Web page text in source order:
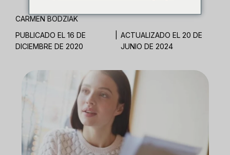
CARMEN BODZIAK
PUBLICADO EL 16 DE
DICIEMBRE DE 2020
ACTUALIZADO EL 20 DE
JUNIO DE 2024